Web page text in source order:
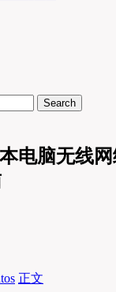
Search
电脑无线
正文